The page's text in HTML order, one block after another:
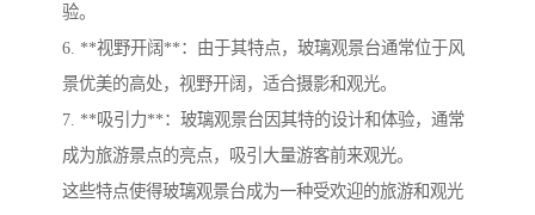
验。
6. **视野开阔**：由于其特点，玻璃观景台通常位于风
景优美的高处，视野开阔，适合摄影和观光。
7. **吸引力**：玻璃观景台因其特的设计和体验，通常
成为旅游景点的亮点，吸引大量游客前来观光。
这些特点使得玻璃观景台成为一种受欢迎的旅游和观光